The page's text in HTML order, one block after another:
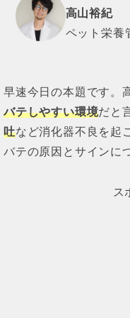
高山裕紀
ペット栄養
早速今日の本題です。
バテしやすい環境だと
吐など消化器不良を起
バテの原因とサインに
ス